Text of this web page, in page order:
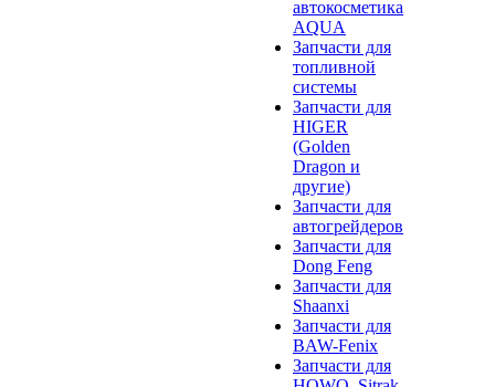
автокосметика
AQUA
Запчасти для
топливной
системы
Запчасти для
HIGER
(Golden
Dragon и
другие)
Запчасти для
автогрейдеров
Запчасти для
Dong Feng
Запчасти для
Shaanxi
Запчасти для
BAW-Fenix
Запчасти для